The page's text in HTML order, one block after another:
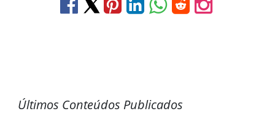
Últimos Conteúdos Publicados